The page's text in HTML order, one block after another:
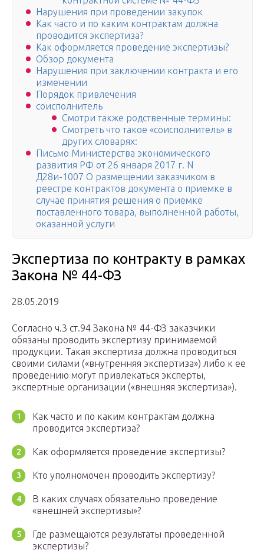
Нарушения при проведении закупок
Как часто и по каким контрактам должна
проводится экспертиза?
Как оформляется проведение экспертизы?
Обзор документа
Нарушения при заключении контракта и его
изменении
Порядок привлечения
соисполнитель
Смотри также родственные термины:
Смотреть что такое «соисполнитель» в
других словарях:
Письмо Министерства экономического
развития РФ от 26 января 2017 г. N
Д28и-1007 О размещении заказчиком в
реестре контрактов документа о приемке в
случае принятия решения о приемке
поставленного товара, выполненной работы,
оказанной услуги
Экспертиза по контракту в рамках
Закона № 44-ФЗ
28.05.2019
Согласно ч.3 ст.94 Закона № 44-ФЗ заказчики
обязаны проводить экспертизу принимаемой
продукции. Такая экспертиза должна проводиться
своими силами («внутренняя экспертиза») либо к ее
проведению могут привлекаться эксперты,
экспертные организации («внешняя экспертиза»).
Как часто и по каким контрактам должна
проводится экспертиза?
Как оформляется проведение экспертизы?
Кто уполномочен проводить экспертизу?
В каких случаях обязательно проведение
«внешней экспертизы»?
Где размещаются результаты проведенной
экспертизы?